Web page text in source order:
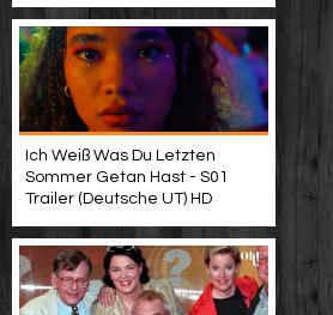
Ich Weiß Was Du Letzten
Sommer Getan Hast - S01
Trailer (Deutsche UT) HD